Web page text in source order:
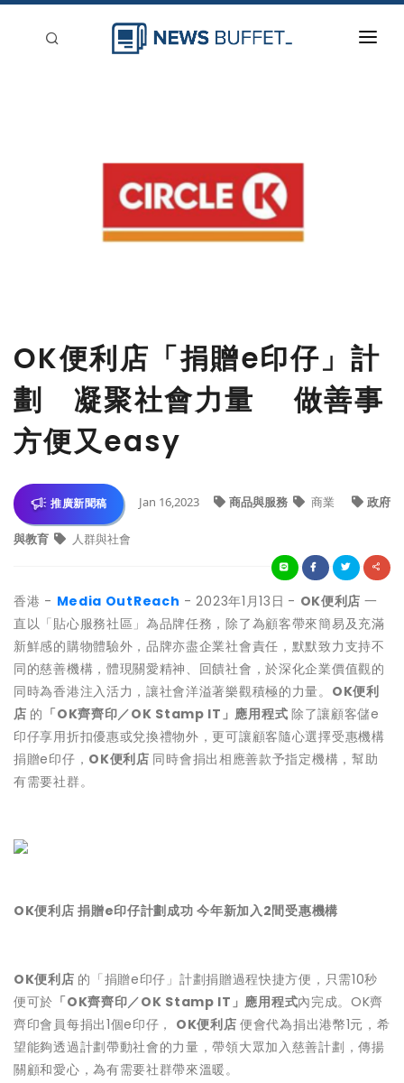
OK便利店「捐贈e印仔」計
劃 凝聚社會力量 做善事
方便又easy
推廣新聞稿 Jan 16,2023 商品與服務 商業 政府
與教育 人群與社會
香港 - Media OutReach - 2023年1月13日 - OK便利店 一
直以「貼心服務社區」為品牌任務，除了為顧客帶來簡易及充滿
新鮮感的購物體驗外，品牌亦盡企業社會責任，默默致力支持不
同的慈善機構，體現關愛精神、回饋社會，於深化企業價值觀的
同時為香港注入活力，讓社會洋溢著樂觀積極的力量。 OK便利
店 的 「OK齊齊印／OK Stamp IT」應用程式 除了讓顧客儲e
印仔享用折扣優惠或兌換禮物外，更可讓顧客隨心選擇受惠機構
捐贈e印仔， OK便利店 同時會捐出相應善款予指定機構，幫助
有需要社群。
OK便利店 捐贈e印仔計劃成功 今年新加入2間受惠機構
OK便利店 的「捐贈e印仔」計劃捐贈過程快捷方便，只需10秒
便可於 「OK齊齊印／OK Stamp IT」應用程式內完成。OK齊
齊印會員每捐出1個e印仔， OK便利店便會代為捐出港幣1元，希
望能夠透過計劃帶動社會的力量，帶領大眾加入慈善計劃，傳揚
關顧和愛心，為有需要社群帶來溫暖。